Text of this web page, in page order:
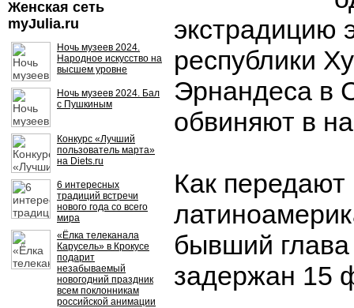
Женская сеть
myJulia.ru
Ночь музеев 2024.
Народное искусство на
высшем уровне
Ночь музеев 2024. Бал
с Пушкиным
Конкурс «Лучший
пользователь марта»
на Diets.ru
6 интересных
традиций встречи
нового года со всего
мира
«Ёлка телеканала
Карусель» в Крокусе
подарит
незабываемый
новогодний праздник
всем поклонникам
российской анимации
экстрадицию
республики
Эрнандеса в
обвиняют в
Как передают
бывший глава
задержан 15